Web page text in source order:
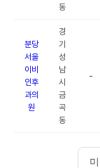
동
분당
서울
이비
인후
과의
원
경
기
성
남
시
금
곡
동
-